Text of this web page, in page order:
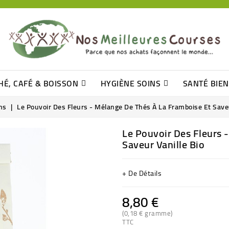
CAFÉ & BOISSON HYGIÈNE SOINS SANTÉ
Le Pouvoir Des Fleurs - Mélange De Thés À La Framboise Et
Le Pouvoir Des Fleurs
Saveur Vanille Bio
+ De Détails
8,80 €
(0,18 € gramme)
TTC